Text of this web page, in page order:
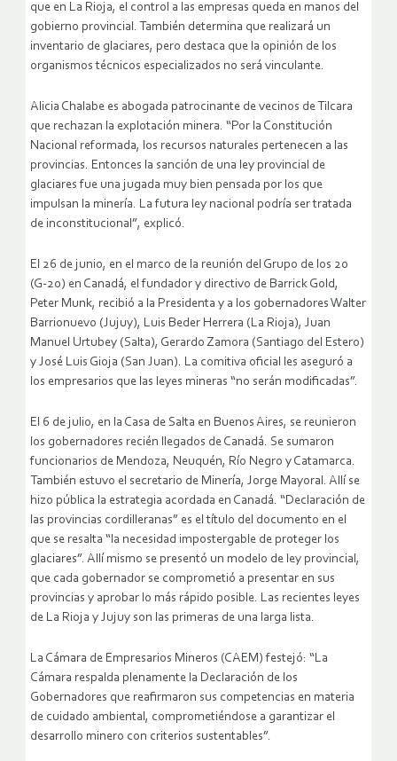
que en La Rioja, el control a las empresas queda en manos del
gobierno provincial. También determina que realizará un
inventario de glaciares, pero destaca que la opinión de los
organismos técnicos especializados no será vinculante.
Alicia Chalabe es abogada patrocinante de vecinos de Tilcara
que rechazan la explotación minera. “Por la Constitución
Nacional reformada, los recursos naturales pertenecen a las
provincias. Entonces la sanción de una ley provincial de
glaciares fue una jugada muy bien pensada por los que
impulsan la minería. La futura ley nacional podría ser tratada
de inconstitucional”, explicó.
El 26 de junio, en el marco de la reunión del Grupo de los 20
(G-20) en Canadá, el fundador y directivo de Barrick Gold,
Peter Munk, recibió a la Presidenta y a los gobernadores Walter
Barrionuevo (Jujuy), Luis Beder Herrera (La Rioja), Juan
Manuel Urtubey (Salta), Gerardo Zamora (Santiago del Estero)
y José Luis Gioja (San Juan). La comitiva oficial les aseguró a
los empresarios que las leyes mineras “no serán modificadas”.
El 6 de julio, en la Casa de Salta en Buenos Aires, se reunieron
los gobernadores recién llegados de Canadá. Se sumaron
funcionarios de Mendoza, Neuquén, Río Negro y Catamarca.
También estuvo el secretario de Minería, Jorge Mayoral. Allí se
hizo pública la estrategia acordada en Canadá. “Declaración de
las provincias cordilleranas” es el título del documento en el
que se resalta “la necesidad impostergable de proteger los
glaciares”. Allí mismo se presentó un modelo de ley provincial,
que cada gobernador se comprometió a presentar en sus
provincias y aprobar lo más rápido posible. Las recientes leyes
de La Rioja y Jujuy son las primeras de una larga lista.
La Cámara de Empresarios Mineros (CAEM) festejó: “La
Cámara respalda plenamente la Declaración de los
Gobernadores que reafirmaron sus competencias en materia
de cuidado ambiental, comprometiéndose a garantizar el
desarrollo minero con criterios sustentables”.